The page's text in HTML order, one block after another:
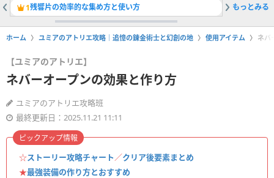
1残響片の効率的な集め方と使い方 2序章か
もっとみる
ホーム ユミアのアトリエ攻略｜追憶の錬金術士と幻創の地 使用アイテム ネバ
【ユミアのアトリエ】
ネバーオープンの効果と作り方
ユミアのアトリエ攻略班
最終更新日：2025.11.21 11:11
☆ストーリー攻略チャート／クリア後要素まとめ
★最強装備の作り方とおすすめ
ピックアップ情報